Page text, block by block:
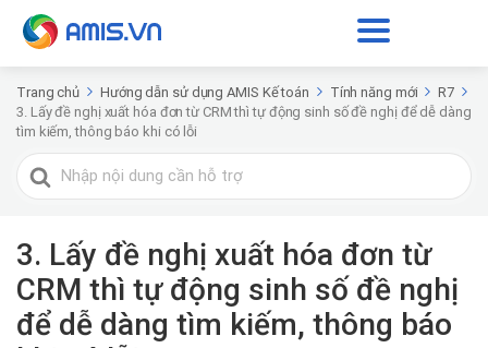
Trang chủ Hướng dẫn sử dụng AMIS Kế toán Tính năng mới
R7
3. Lấy đề nghị xuất hóa đơn từ CRM thì tự động sinh số đề nghị để dễ dàng
tìm kiếm, thông báo khi có lỗi
Tìm
kiếm
3. Lấy đề nghị xuất hóa đơn từ
CRM thì tự động sinh số đề nghị
để dễ dàng tìm kiếm, thông báo